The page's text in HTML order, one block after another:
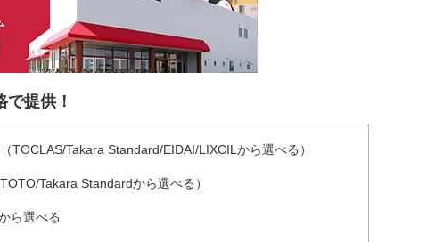
提供！
TOCLAS/Takara Standard/EIDAI/LIXCILから選べる）
Takara Standardから選べる）
ら選べる